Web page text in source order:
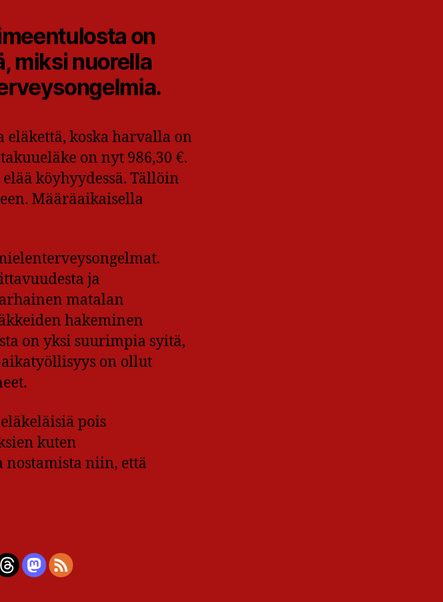
on
miksi nuorella
koska harvalla on
on nyt 986,30 €.
köyhyydessä. Tällöin
Määräaikaisella
ja
matalan
hakeminen
on yksi suurimpia syitä,
on ollut
pois
kuten
nostamista niin, että